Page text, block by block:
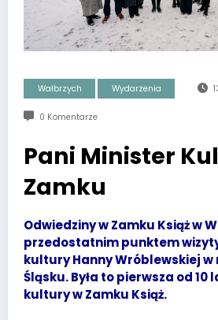
Wałbrzych Wydarzenia
0 Komentarze
Pani Minister
Zamku
Odwiedziny w Zamku Książ w
przedostatnim punktem
kultury Hanny Wróblewskiej w
Śląsku. Była to pierwsza od
kultury w Zamku Książ.